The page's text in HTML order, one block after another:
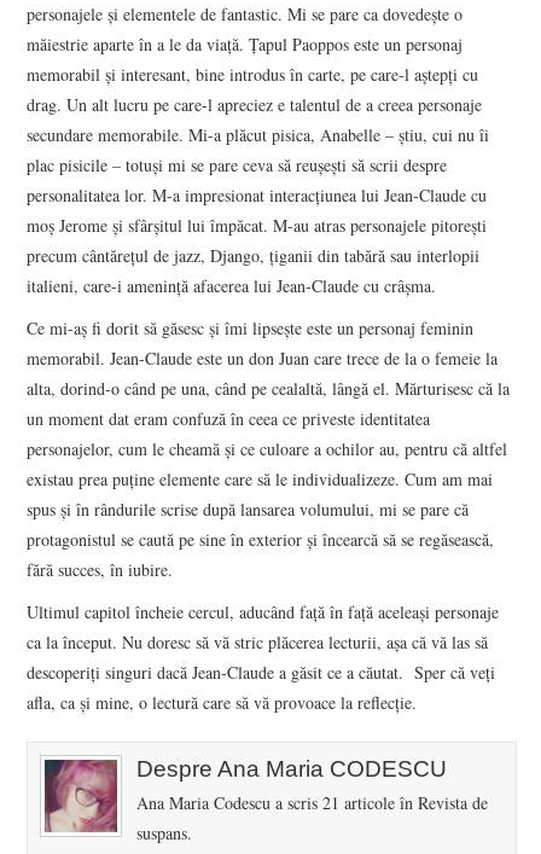
personajele și elementele de fantastic. Mi se pare ca dovedește o
măiestrie aparte în a le da viață. Țapul Paoppos este un personaj
memorabil și interesant, bine introdus în carte, pe care-l aștepți cu
drag. Un alt lucru pe care-l apreciez e talentul de a creea personaje
secundare memorabile. Mi-a plăcut pisica, Anabelle – știu, cui nu îi
plac pisicile – totuși mi se pare ceva să reușești să scrii despre
personalitatea lor. M-a impresionat interacțiunea lui Jean-Claude cu
moș Jerome și sfârșitul lui împăcat. M-au atras personajele pitorești
precum cântărețul de jazz, Django, țiganii din tabără sau interlopii
italieni, care-i amenință afacerea lui Jean-Claude cu crâșma.
Ce mi-aș fi dorit să găsesc și îmi lipsește este un personaj feminin
memorabil. Jean-Claude este un don Juan care trece de la o femeie la
alta, dorind-o când pe una, când pe cealaltă, lângă el. Mărturisesc că la
un moment dat eram confuză în ceea ce priveste identitatea
personajelor, cum le cheamă și ce culoare a ochilor au, pentru că altfel
existau prea puține elemente care să le individualizeze. Cum am mai
spus și în rândurile scrise după lansarea volumului, mi se pare că
protagonistul se caută pe sine în exterior și încearcă să se regăsească,
fără succes, în iubire.
Ultimul capitol încheie cercul, aducând față în față aceleași personaje
ca la început. Nu doresc să vă stric plăcerea lecturii, așa că vă las să
descoperiți singuri dacă Jean-Claude a găsit ce a căutat. Sper că veți
afla, ca și mine, o lectură care să vă provoace la reflecție.
Despre Ana Maria CODESCU
Ana Maria Codescu a scris 21 articole în Revista de
suspans.